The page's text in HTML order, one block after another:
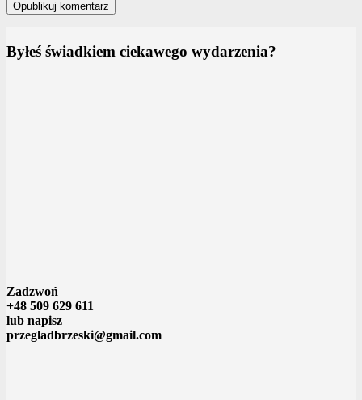
Byłeś świadkiem ciekawego wydarzenia?
Zadzwoń
+48 509 629 611
lub napisz
przegladbrzeski@gmail.com